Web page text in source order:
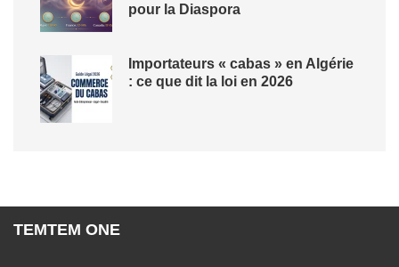
pour la Diaspora
Importateurs « cabas » en Algérie
: ce que dit la loi en 2026
TEMTEM ONE